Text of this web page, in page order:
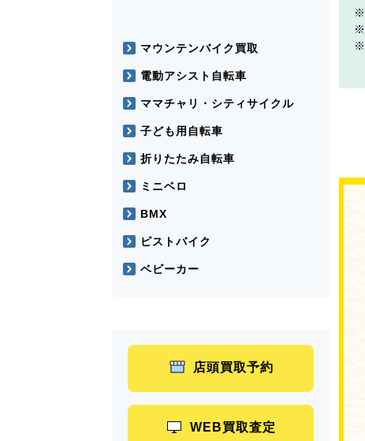
マウンテンバイク買取
電動アシスト自転車
ママチャリ・シティサイクル
子ども用自転車
折りたたみ自転車
ミニベロ
BMX
ピストバイク
ベビーカー
店頭買取予約
WEB買取査定